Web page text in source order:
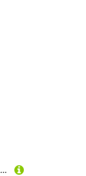
Leichte Gewichtssicherheits Gesichtsschild Zum Schleifen Und Schneiden Mit Klarem Visierschutzverstellbar Helmhelm Helm Mit Schild